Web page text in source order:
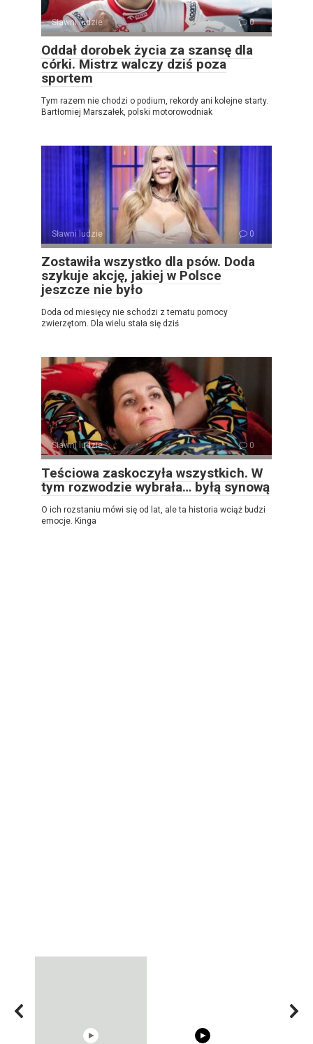
Sławni ludzie 0
Oddał dorobek życia za szansę dla
córki. Mistrz walczy dziś poza
sportem
Tym razem nie chodzi o podium, rekordy ani kolejne starty.
Bartłomiej Marszałek, polski motorowodniak
Sławni ludzie 0
Zostawiła wszystko dla psów. Doda
szykuje akcję, jakiej w Polsce
jeszcze nie było
Doda od miesięcy nie schodzi z tematu pomocy
zwierzętom. Dla wielu stała się dziś
Sławni ludzie 0
Teściowa zaskoczyła wszystkich. W
tym rozwodzie wybrała… byłą synową
O ich rozstaniu mówi się od lat, ale ta historia wciąż budzi
emocje. Kinga